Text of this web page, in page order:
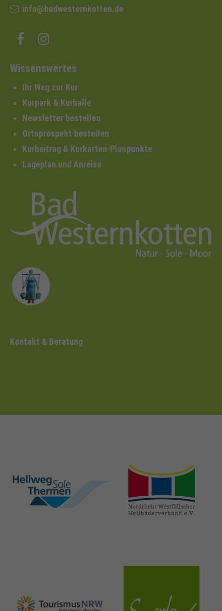
info@badwesternkotten.de
Wissenswertes
Ihr Weg zur Kur
Kurpark & Kurhalle
Newsletter bestellen
Ortsprospekt bestellen
Kurbeitrag & Kurkarten-Pluspunkte
Lageplan und Anreise
Kontakt & Beratung
hellweg-sole-
thermen.de
heilbaeder.de
nrw-
sauerland.co